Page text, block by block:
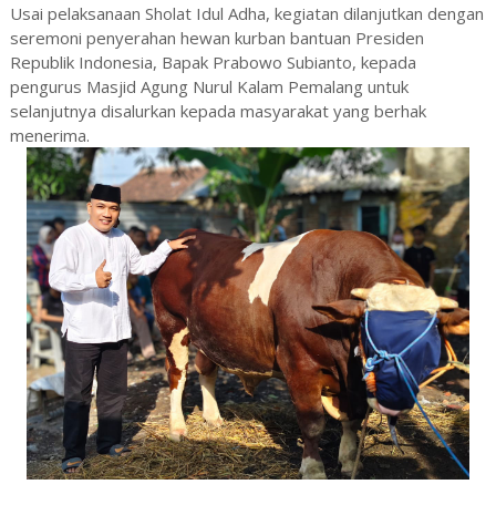
Usai pelaksanaan Sholat Idul Adha, kegiatan dilanjutkan dengan
seremoni penyerahan hewan kurban bantuan Presiden
Republik Indonesia, Bapak Prabowo Subianto, kepada
pengurus Masjid Agung Nurul Kalam Pemalang untuk
selanjutnya disalurkan kepada masyarakat yang berhak
menerima.